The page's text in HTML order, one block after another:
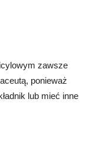
zawsze
ponieważ
lub mieć inne